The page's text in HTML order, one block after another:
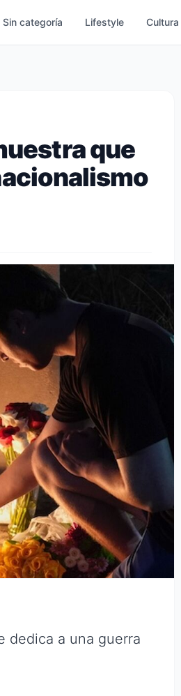
Sin categoría Lifestyle Cultura
que
dedica a una guerra